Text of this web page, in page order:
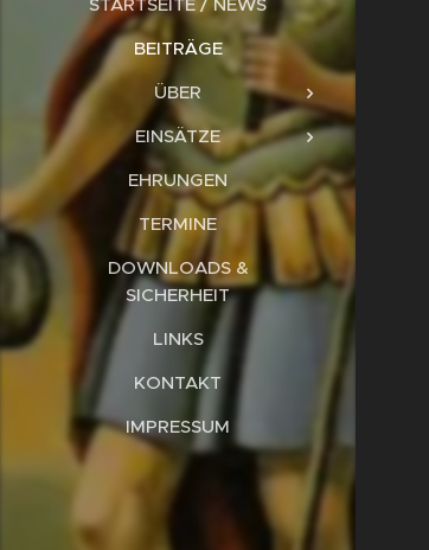
BEITRÄGE
ÜBER
EINSÄTZE
EHRUNGEN
TERMINE
DOWNLOADS &
SICHERHEIT
LINKS
KONTAKT
IMPRESSUM